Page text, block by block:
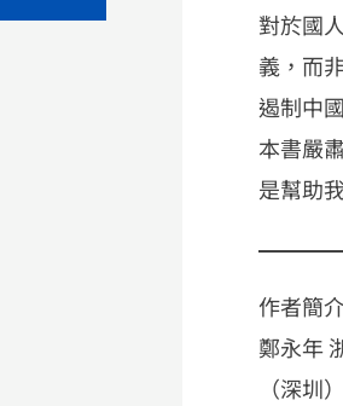
對於國
義，而
遏制中
本書嚴
是幫助
作者簡
鄭永年
（深